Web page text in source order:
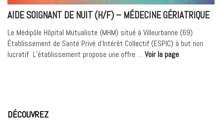
AIDE SOIGNANT DE NUIT (H/F) – MÉDECINE GÉRIATRIQUE
Le Médipôle Hôpital Mutualiste (MHM) situé à Villeurbanne (69)
Établissement de Santé Privé d’Intérêt Collectif (ESPIC) à but non
lucratif L’établissement propose une offre … Voir la page« Aide
DÉCOUVREZ